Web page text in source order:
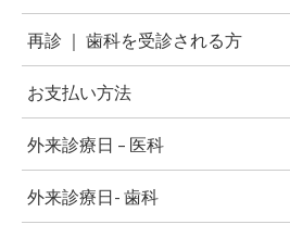
再診 ｜ 歯科を受診される方
お支払い方法
外来診療日 – 医科
外来診療日- 歯科